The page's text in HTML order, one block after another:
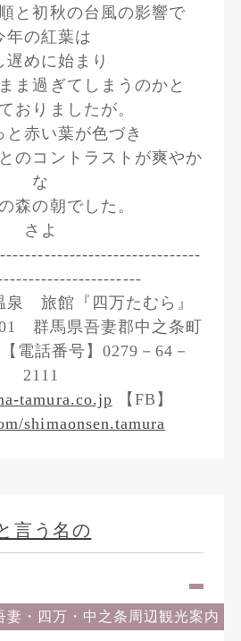
と初秋の台風の影響で
年の紅葉は
遅めに始まり
ま過ぎてしまうのかと
おりましたが。
と赤い葉が色づき
のコントラストが爽やか
な
森の朝でした。
さよ
旅館『四万たむら』
群馬県吾妻郡中之条町
電話番号】0279－64－
2111
tamura.co.jp 【FB】
shimaonsen.tamura
言う名の
妻・四万・中之条周辺観光案内